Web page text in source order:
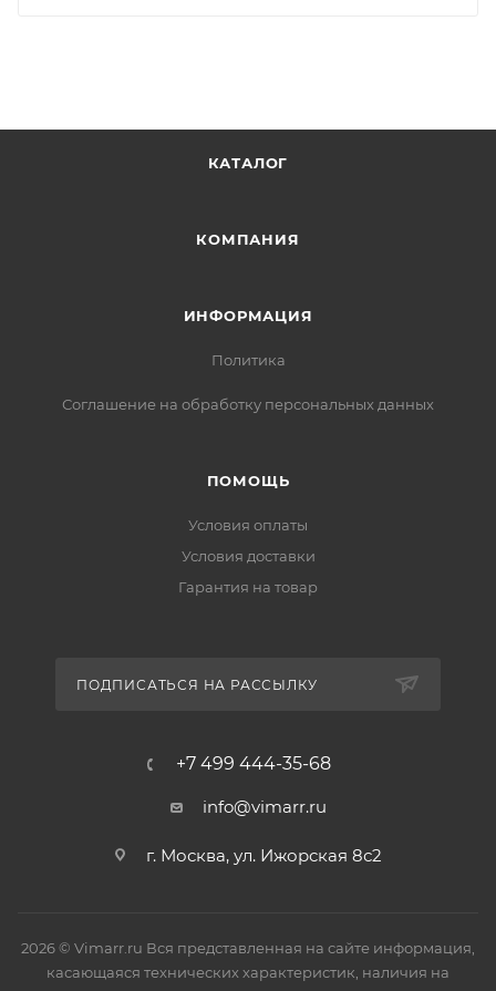
КАТАЛОГ
КОМПАНИЯ
ИНФОРМАЦИЯ
Политика
Соглашение на обработку персональных данных
ПОМОЩЬ
Условия оплаты
Условия доставки
Гарантия на товар
ПОДПИСАТЬСЯ НА РАССЫЛКУ
+7 499 444-35-68
info@vimarr.ru
г. Москва, ул. Ижорская 8с2
2026 © Vimarr.ru Вся представленная на сайте информация,
касающаяся технических характеристик, наличия на